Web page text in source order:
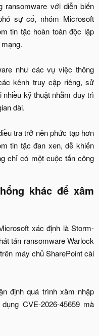
ransomware với diễn biến
sự cố, nhóm Microsoft
tin tặc hoàn toàn độc lập
như các vụ việc thông
kênh truy cập riêng, sử
kỹ thuật nhằm duy trì
dài.
tra trở nên phức tạp hơn
tin tặc đan xen, dễ khiến
chỉ có một cuộc tấn công
khác để xâm
xác định là Storm-
tán ransomware Warlock
máy chủ SharePoint cài
định quá trình xâm nhập
CVE-2026-45659 mà